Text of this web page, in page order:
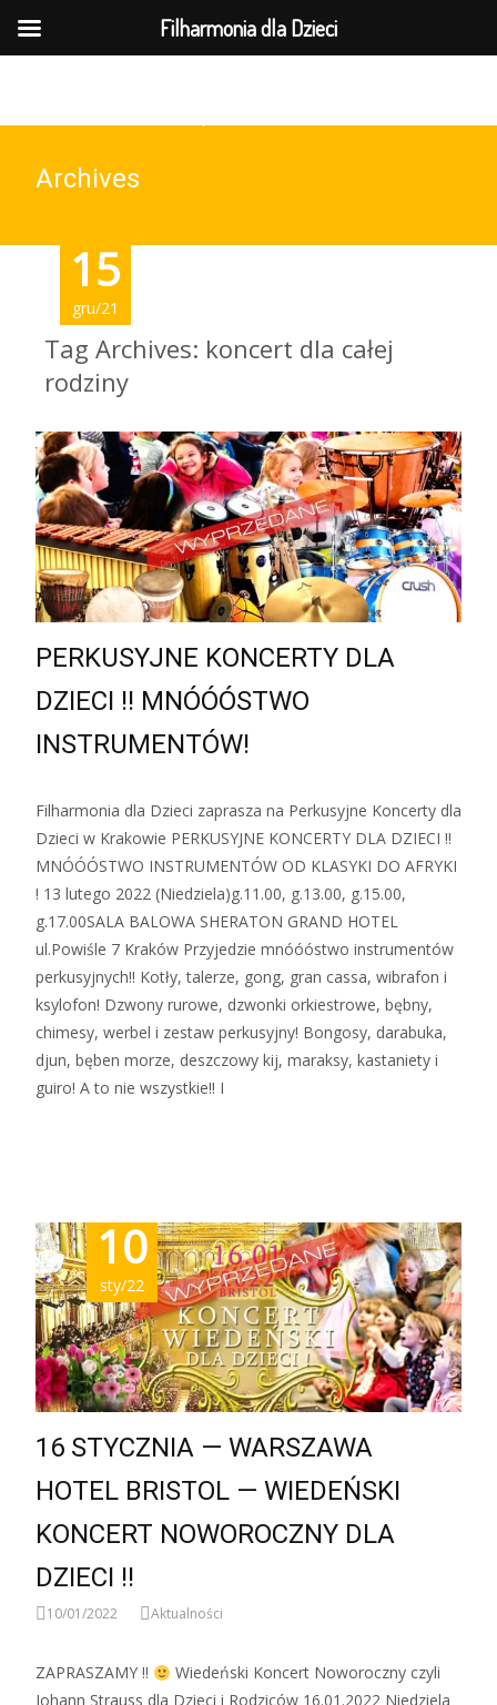
Archives
Tag Archives: koncert dla całej
rodziny
10
sty/22
PERKUSYJNE KONCERTY DLA
DZIECI !! MNÓÓÓSTWO
INSTRUMENTÓW!
Filharmonia dla Dzieci zaprasza na Perkusyjne Koncerty dla
Dzieci w Krakowie PERKUSYJNE KONCERTY DLA DZIECI !!
MNÓÓÓSTWO INSTRUMENTÓW OD KLASYKI DO AFRYKI
! 13 lutego 2022 (Niedziela)g.11.00, g.13.00, g.15.00,
g.17.00SALA BALOWA SHERATON GRAND HOTEL
ul.Powiśle 7 Kraków Przyjedzie mnóóóstwo instrumentów
perkusyjnych!! Kotły, talerze, gong, gran cassa, wibrafon i
ksylofon! Dzwony rurowe, dzwonki orkiestrowe, bębny,
chimesy, werbel i zestaw perkusyjny! Bongosy, darabuka,
djun, bęben morze, deszczowy kij, maraksy, kastaniety i
guiro! A to nie wszystkie!! I
10
sty/22
16 STYCZNIA — WARSZAWA
HOTEL BRISTOL — WIEDEŃSKI
KONCERT NOWOROCZNY DLA
DZIECI !!
10/01/2022 Aktualności
ZAPRASZAMY !!
Wiedeński Koncert Noworoczny czyli
Johann Strauss dla Dzieci i Rodziców 16.01.2022 Niedziela
15
gru/21
Filharmonia dla Dzieci